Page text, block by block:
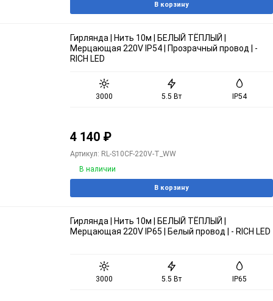
В корзину
Гирлянда | Нить 10м | БЕЛЫЙ ТЁПЛЫЙ |
Мерцающая 220V IP54 | Прозрачный провод | -
RICH LED
3000 5.5 Вт IP54
4 140 ₽
Артикул: RL-S10CF-220V-T_WW
В наличии
В корзину
Гирлянда | Нить 10м | БЕЛЫЙ ТЁПЛЫЙ |
Мерцающая 220V IP65 | Белый провод | - RICH LED
3000 5.5 Вт IP65